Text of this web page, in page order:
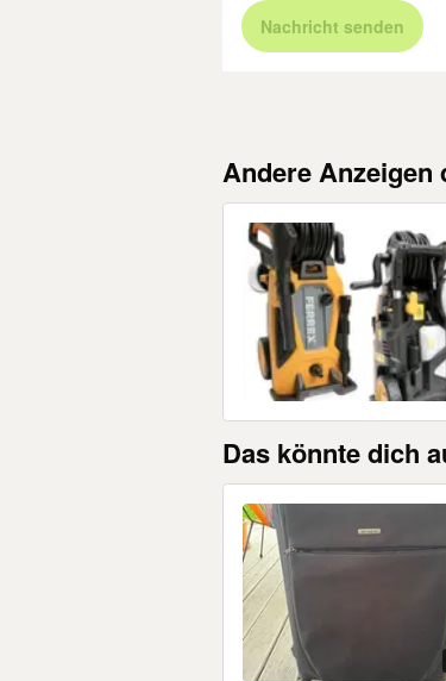
Nachricht senden
Andere Anzeigen
Das könnte dich